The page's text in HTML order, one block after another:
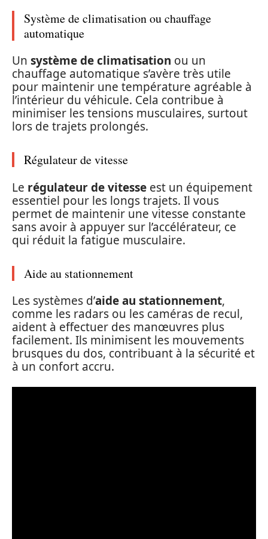
Système de climatisation ou chauffage
automatique
Un système de climatisation ou un
chauffage automatique s’avère très utile
pour maintenir une température agréable à
l’intérieur du véhicule. Cela contribue à
minimiser les tensions musculaires, surtout
lors de trajets prolongés.
Régulateur de vitesse
Le régulateur de vitesse est un équipement
essentiel pour les longs trajets. Il vous
permet de maintenir une vitesse constante
sans avoir à appuyer sur l’accélérateur, ce
qui réduit la fatigue musculaire.
Aide au stationnement
Les systèmes d’aide au stationnement,
comme les radars ou les caméras de recul,
aident à effectuer des manœuvres plus
facilement. Ils minimisent les mouvements
brusques du dos, contribuant à la sécurité et
à un confort accru.